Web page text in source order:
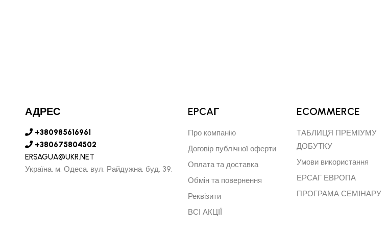
АДРЕС
+380985616961
+380675804502
ERSAGUA@UKR.NET
Україна, м. Одеса, вул. Райдужна, буд. 39.
EPCAГ
Про компанію
Договір публічної оферти
Оплата та доставка
Обмін та повернення
Реквізити
ВСІ АКЦІЇ
ECOMMERCE
ТАБЛИЦЯ ПРЕМІУМУ
ДОБУТКУ
Умови використання
ЕРСАГ ЕВРОПА
ПРОГРАМА СЕМІНАРУ